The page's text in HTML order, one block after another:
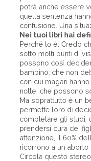
potrà anche essere
quella sentenza
confusione. Una
Nei tuoi libri hai
Perché lo è. Credo
sotto molti punti di
possono così
bambino; che non
con cui magari
notte; che possono
Ma soprattutto è un
permette loro di
completare gli studi,
prendersi cura dei
attenzione, il 60%
ricorrono a un aborto
Circola questo